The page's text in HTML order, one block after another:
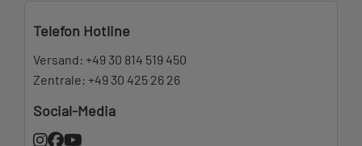
Telefon Hotline
Versand: +49 30 814 519 450
Zentrale: +49 30 425 26 26
Social-Media